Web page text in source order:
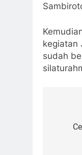
kegiatan
sudah